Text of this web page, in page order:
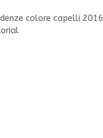
colore capelli 2016